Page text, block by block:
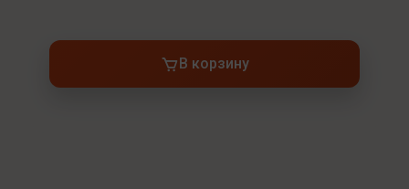
В корзину